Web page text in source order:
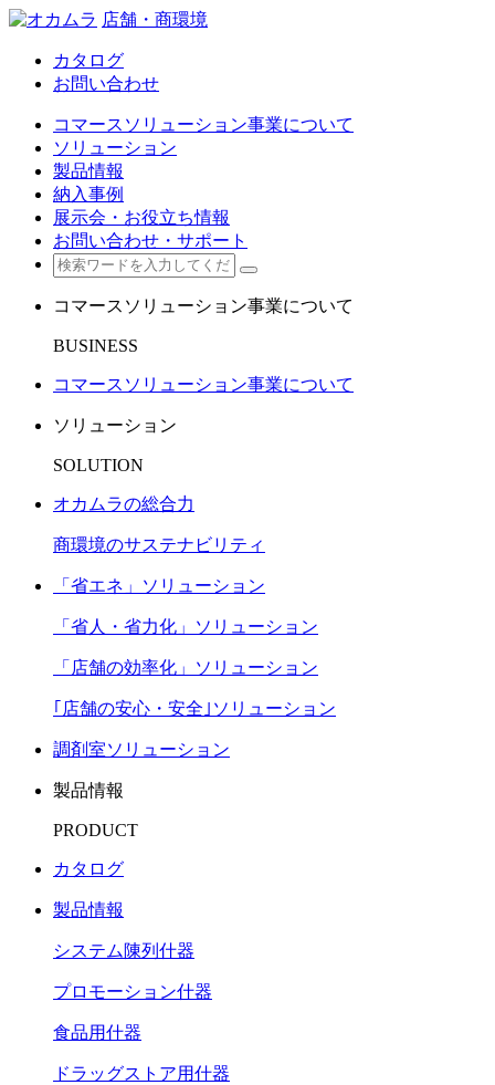
店舗・商環境
カタログ
お問い合わせ
コマースソリューション事業について
ソリューション
製品情報
納入事例
展示会・お役立ち情報
お問い合わせ・サポート
コマースソリューション事業について
BUSINESS
コマースソリューション事業について
ソリューション
SOLUTION
オカムラの総合力
商環境のサステナビリティ
「省エネ」ソリューション
「省人・省力化」ソリューション
「店舗の効率化」ソリューション
｢店舗の安心・安全｣ソリューション
調剤室ソリューション
製品情報
PRODUCT
カタログ
製品情報
システム陳列什器
プロモーション什器
食品用什器
ドラッグストア用什器